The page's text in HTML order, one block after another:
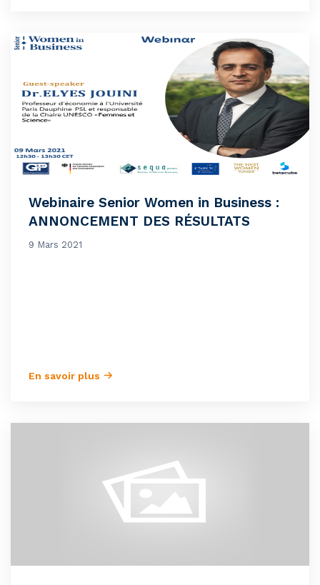
Webinaire Senior Women in Business :
ANNONCEMENT DES RÉSULTATS
9 Mars 2021
En savoir plus